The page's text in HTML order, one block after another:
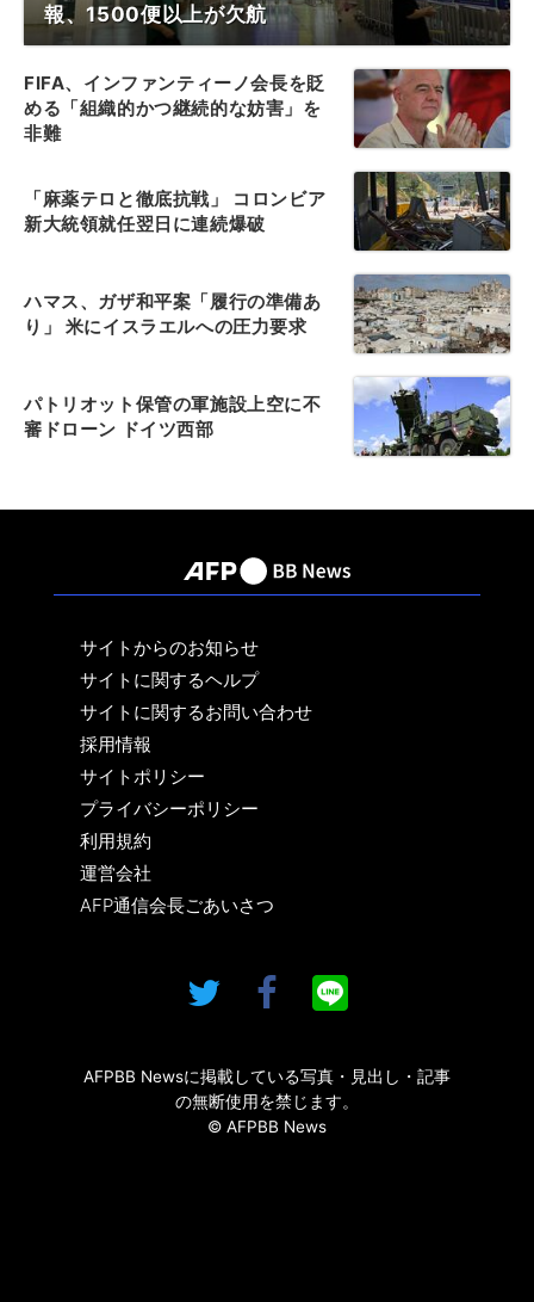
報、1500便以上が欠航
FIFA、インファンティーノ会長を貶
める「組織的かつ継続的な妨害」を
非難
「麻薬テロと徹底抗戦」 コロンビア
新大統領就任翌日に連続爆破
ハマス、ガザ和平案「履行の準備あ
り」 米にイスラエルへの圧力要求
パトリオット保管の軍施設上空に不
審ドローン ドイツ西部
サイトからのお知らせ
サイトに関するヘルプ
サイトに関するお問い合わせ
採用情報
サイトポリシー
プライバシーポリシー
利用規約
運営会社
AFP通信会長ごあいさつ
AFPBB Newsに掲載している写真・見出し・記事
の無断使用を禁じます。
© AFPBB News